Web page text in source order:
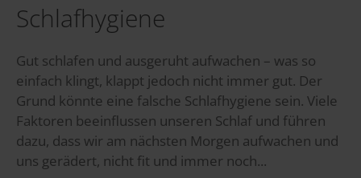
Schlafhygiene
Gut schlafen und ausgeruht aufwachen – was so
einfach klingt, klappt jedoch nicht immer gut. Der
Grund könnte eine falsche Schlafhygiene sein. Viele
Faktoren beeinflussen unseren Schlaf und führen
dazu, dass wir am nächsten Morgen aufwachen und
uns gerädert, nicht fit und immer noch...